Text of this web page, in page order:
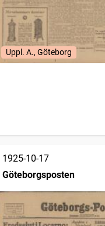
Uppl. A., Göteborg
1925-10-17
Göteborgsposten